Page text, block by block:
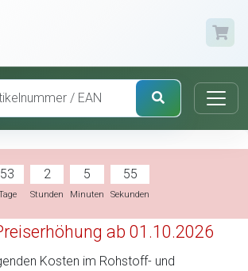
53 2
Stunden
5
Minuten
54
Sekunden
ab 01.10.2026
Kosten im Rohstoff- und